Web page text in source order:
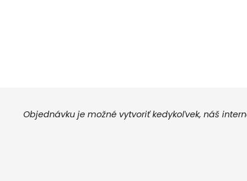
Objednávku je možné vytvoriť kedykoľvek, náš